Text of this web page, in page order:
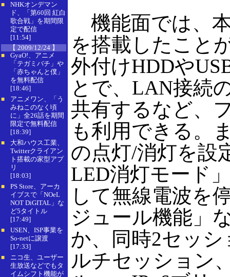
■
NHKオンデマン
ド、「第60回 紅白
歌合戦」を期間限
定で配信
[11:54]
【 2009/12/24 】
■
GyaO!、アニメ
「テガミバチ」や
「赤ちゃんと僕」
を無料配信
[18:46]
■
アニメワン、「う
みねこのなく頃
に」全26話を期間
限定で無料配信
[18:39]
■
大和ハウス工業、
Twitterクライアン
ト搭載の家型アプ
リ
[18:03]
■
PS Store、アーカ
イブスで「NOeL
NOT DiGITAL」な
ど5タイトル
[17:49]
■
USEN、ISP事業を
So-netに譲渡
[17:33]
■
ニコ生、ユーザー
生放送などでもタ
イムシフト機能が
機能面では、
を搭載したこと
外付けHDDや
とで、LAN接続
共有するなど、
も利用できる。
の点灯/消灯を設
LED消灯モード
して無線電波を
ジュール機能」
か、同時2セッシ
ルチセッション